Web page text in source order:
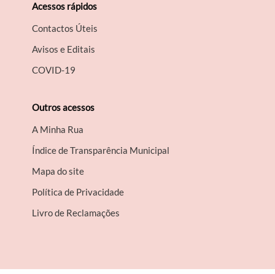
Acessos rápidos
Contactos Úteis
Avisos e Editais
COVID-19
Outros acessos
A Minha Rua
Índice de Transparência Municipal
Mapa do site
Política de Privacidade
Livro de Reclamações